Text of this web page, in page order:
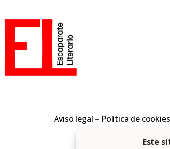
Aviso legal – Política de cookies